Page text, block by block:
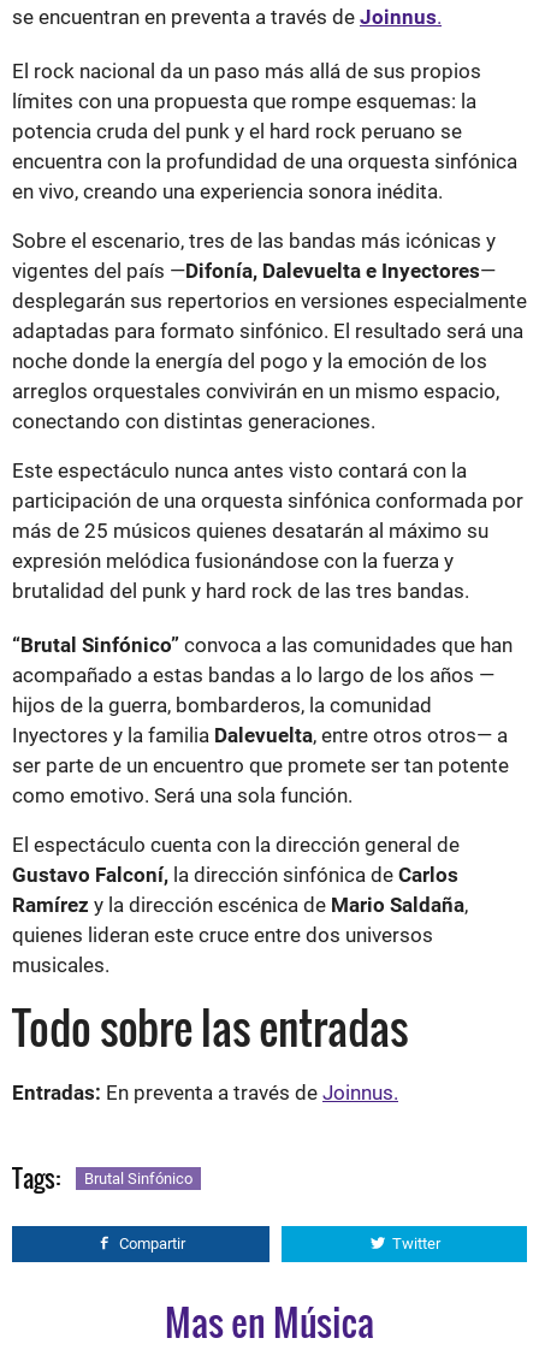
se encuentran en preventa a través de Joinnus.
El rock nacional da un paso más allá de sus propios
límites con una propuesta que rompe esquemas: la
potencia cruda del punk y el hard rock peruano se
encuentra con la profundidad de una orquesta sinfónica
en vivo, creando una experiencia sonora inédita.
Sobre el escenario, tres de las bandas más icónicas y
vigentes del país —Difonía, Dalevuelta e Inyectores—
desplegarán sus repertorios en versiones especialmente
adaptadas para formato sinfónico. El resultado será una
noche donde la energía del pogo y la emoción de los
arreglos orquestales convivirán en un mismo espacio,
conectando con distintas generaciones.
Este espectáculo nunca antes visto contará con la
participación de una orquesta sinfónica conformada por
más de 25 músicos quienes desatarán al máximo su
expresión melódica fusionándose con la fuerza y
brutalidad del punk y hard rock de las tres bandas.
“Brutal Sinfónico” convoca a las comunidades que han
acompañado a estas bandas a lo largo de los años —
hijos de la guerra, bombarderos, la comunidad
Inyectores y la familia Dalevuelta, entre otros otros— a
ser parte de un encuentro que promete ser tan potente
como emotivo. Será una sola función.
El espectáculo cuenta con la dirección general de
Gustavo Falconí, la dirección sinfónica de Carlos
Ramírez y la dirección escénica de Mario Saldaña,
quienes lideran este cruce entre dos universos
musicales.
Todo sobre las entradas
Entradas: En preventa a través de Joinnus.
Tags: Brutal Sinfónico
Compartir Twitter
Mas en Música